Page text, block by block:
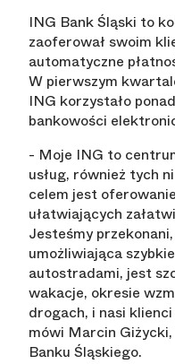
ING Bank Śląski to
zaoferował swoim
automatyczne
W pierwszym
ING korzystało
bankowości
- Moje ING to
usług, również tych
celem jest
ułatwiających
Jesteśmy
umożliwiająca
autostradami, jest
wakacje, okresie
drogach, i nasi
mówi Marcin
Banku Śląskiego.